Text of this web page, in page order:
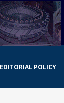
EDITORIAL POLICY